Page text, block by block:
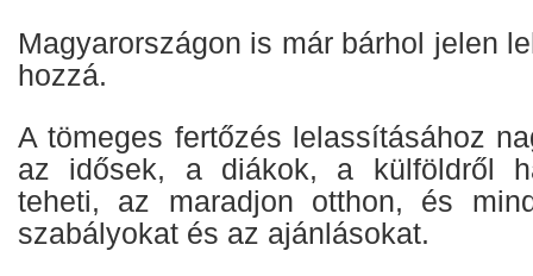
Magyarországon is már bárhol jelen
hozzá.
A tömeges fertőzés lelassításához
az idősek, a diákok, a külföldről
teheti, az maradjon otthon, és
szabályokat és az ajánlásokat.